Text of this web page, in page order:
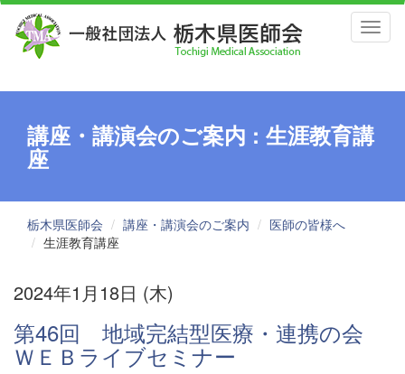
講座・講演会のご案内 : 生涯教育講
座
栃木県医師会 講座・講演会のご案内
医師の皆様へ
生涯教育講座
2024年1月18日 (木)
第46回 地域完結型医療・連携の会
ＷＥＢライブセミナー